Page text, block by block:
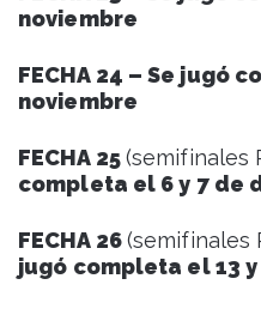
noviembre
FECHA 24 – Se jugó
noviembre
FECHA 25(semifinales
completa el 6 y 7 de
FECHA 26(semifinales
jugó completa el 13